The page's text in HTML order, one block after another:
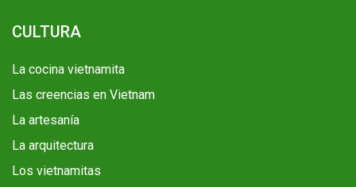
CULTURA
La cocina vietnamita
Las creencias en Vietnam
La artesanía
La arquitectura
Los vietnamitas